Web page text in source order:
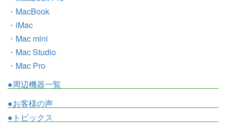
・MacBook
・iMac
・Mac mini
・Mac Studio
・Mac Pro
●周辺機器一覧
●お客様の声
●トピックス